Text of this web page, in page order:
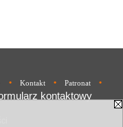
• Kontakt • Patronat •
kontaktowy